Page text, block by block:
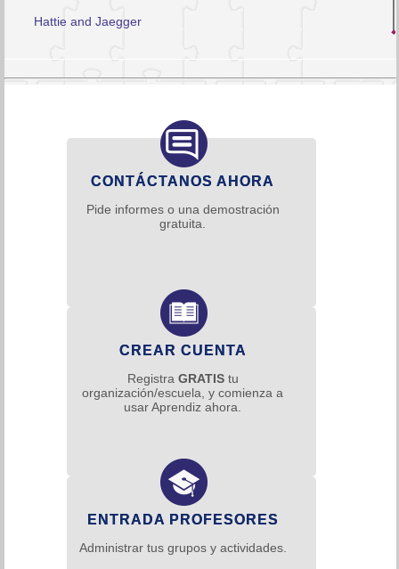
Hattie and Jaegger
CONTÁCTANOS AHORA
Pide informes o una demostración
gratuita.
CREAR CUENTA
Registra GRATIStu
organización/escuela, y comienza a
usar Aprendiz ahora.
ENTRADA PROFESORES
Administrar tus grupos y actividades.